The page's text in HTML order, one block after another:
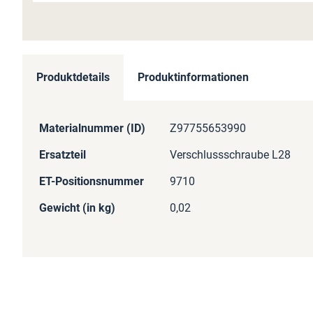
Produktdetails
Mehr
Materialnummer (ID)
Z97755653990
Ersatzteil
Verschlussschraube L28
ET-Positionsnummer
9710
Gewicht (in kg)
0,02
Produktinformationen